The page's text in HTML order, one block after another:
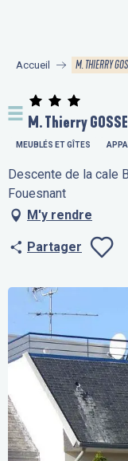
principal
Accueil M. THIERRY
M. Thierry
MEUBLÉS ET GÎTES
Descente de la cale
Fouesnant
M'y rendre
Partager